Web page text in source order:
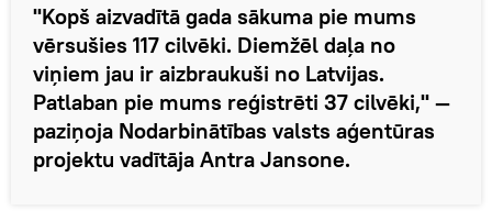
"Kopš aizvadītā gada sākuma pie mums
vērsušies 117 cilvēki. Diemžēl daļa no
viņiem jau ir aizbraukuši no Latvijas.
Patlaban pie mums reģistrēti 37 cilvēki," —
paziņoja Nodarbinātības valsts aģentūras
projektu vadītāja Antra Jansone.